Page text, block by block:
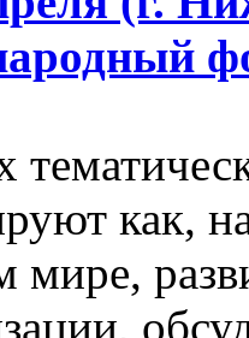
как,
мире,